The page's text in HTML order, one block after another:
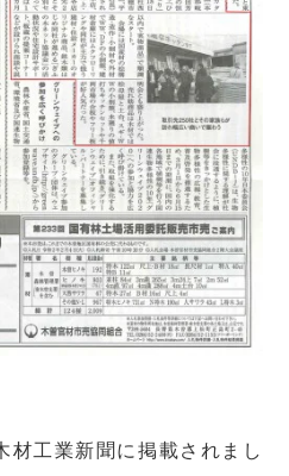
材工業新聞に掲載されまし